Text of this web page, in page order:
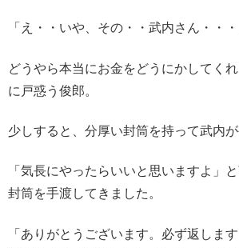
「え・・いや、その・・武内さん・・・
どうやら本当にお金をどうにかしてく
に戸惑う俊郎。
少しすると、分厚い封筒を持って武内が
「気長にやったらいいと思いますよ」
封筒を手渡してきました。
「ありがとうございます。必ず返しま